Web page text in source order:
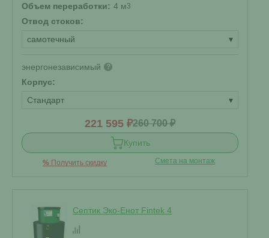
Объем переработки: 4 м3
Отвод стоков:
самотечный
▾
энергонезависимый ?
Корпус:
Стандарт
▾
221 595 ₽260 700 ₽
Купить
% Получить скидку Смета на монтаж
Септик Эко-Енот Fintek 4